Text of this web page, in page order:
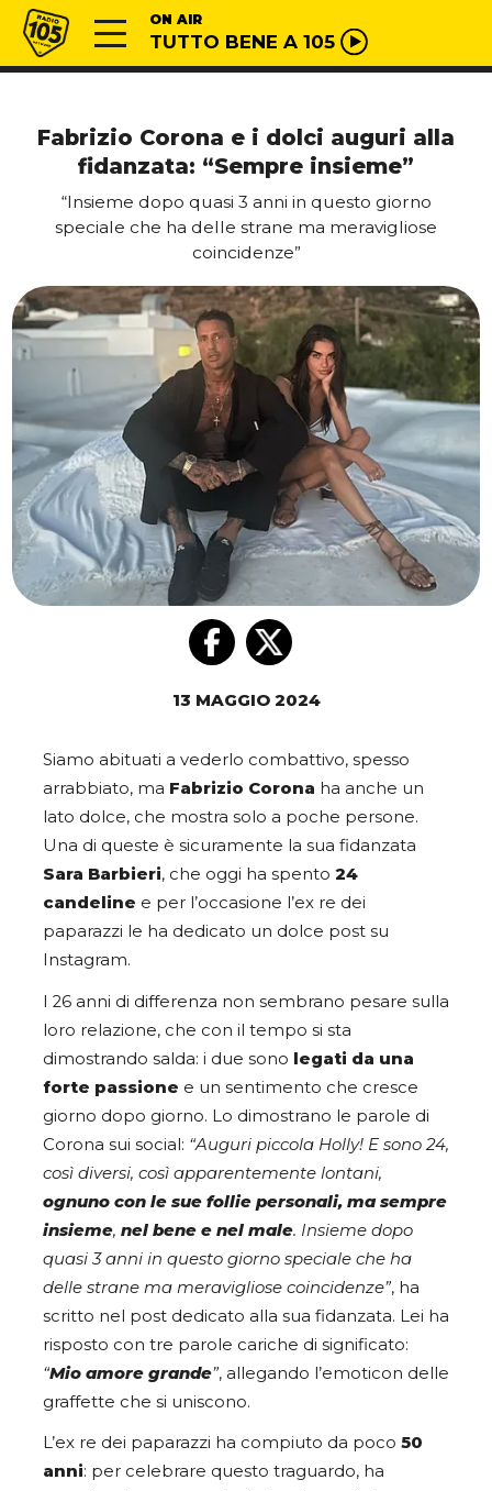
Vai al contenuto
Radio 105 ON AIR
TUTTO BENE A 105
Fabrizio Corona e i dolci auguri alla
fidanzata: “Sempre insieme”
“Insieme dopo quasi 3 anni in questo giorno
speciale che ha delle strane ma meravigliose
coincidenze”
13 MAGGIO 2024
Siamo abituati a vederlo combattivo, spesso
arrabbiato, ma Fabrizio Corona ha anche un
lato dolce, che mostra solo a poche persone.
Una di queste è sicuramente la sua fidanzata
Sara Barbieri, che oggi ha spento 24
candeline e per l’occasione l’ex re dei
paparazzi le ha dedicato un dolce post su
Instagram.
I 26 anni di differenza non sembrano pesare sulla
loro relazione, che con il tempo si sta
dimostrando salda: i due sono legati da una
forte passione e un sentimento che cresce
giorno dopo giorno. Lo dimostrano le parole di
Corona sui social: “Auguri piccola Holly! E sono 24,
così diversi, così apparentemente lontani,
ognuno con le sue follie personali, ma sempre
insieme, nel bene e nel male. Insieme dopo
quasi 3 anni in questo giorno speciale che ha
delle strane ma meravigliose coincidenze”, ha
scritto nel post dedicato alla sua fidanzata. Lei ha
risposto con tre parole cariche di significato:
“Mio amore grande”, allegando l’emoticon delle
graffette che si uniscono.
L’ex re dei paparazzi ha compiuto da poco 50
anni: per celebrare questo traguardo, ha